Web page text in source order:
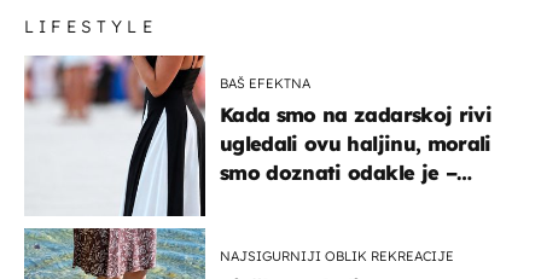
LIFESTYLE
BAŠ EFEKTNA
Kada smo na zadarskoj rivi
ugledali ovu haljinu, morali
smo doznati odakle je –
NAJSIGURNIJI OBLIK REKREACIJE